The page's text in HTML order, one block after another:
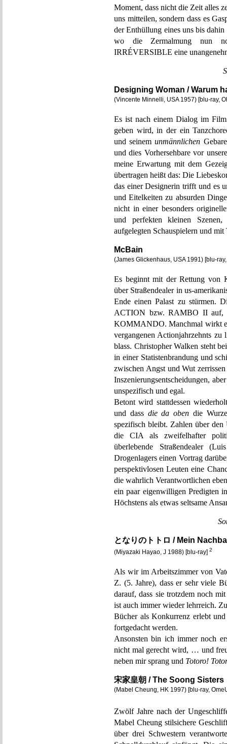
Moment, dass nicht die Zeit alles
uns mitteilen, sondern dass es
der Enthüllung eines uns bis
wo die Zermalmung nun
IRRÉVERSIBLE eine
Designing Woman / Warum
(Vincente Minnelli, USA 1957) [blu-ray,
Es ist nach einem Dialog im Film
geben wird, in der ein
und seinemunmännlichen
und dies Vorhersehbare vor
meine Erwartung mit dem
übertragen heißt das: Die
das einer Designerin trifft und es
und Eitelkeiten zu absurden
nicht in einer besonders
und perfekten kleinen
aufgelegten Schauspielern und
McBain
(James Glickenhaus, USA 1991) [blu-
Es beginnt mit der Rettung von
über Straßendealer in us-
Ende einen Palast zu stürmen.
ACTION bzw. RAMBO II
KOMMANDO. Manchmal wirkt
vergangenen Actionjahrzehnts
blass. Christopher Walken steht
in einer Statistenbrandung und
zwischen Angst und Wut
Inszenierungsentscheidungen,
unspezifisch und egal.
Betont wird stattdessen
und dass die da oben die
spezifisch bleibt. Zahlen über
die CIA als zweifelhafter
überlebende Straßendealer
Drogenlagers einen Vortrag
perspektivlosen Leuten eine
die wahrlich Verantwortlichen
ein paar eigenwilligen Predigten
Höchstens als etwas seltsame
となりのトトロ / Mein
(Miyazaki Hayao, J 1988) [blu-ray] 2
Als wir im Arbeitszimmer von
Z. (5. Jahre), dass er sehr viele
darauf, dass sie trotzdem noch
ist auch immer wieder lehrreich.
Bücher als Konkurrenz erlebt
fortgedacht werden.
Ansonsten bin ich immer noch
nicht mal gerecht wird, … und
neben mir sprang und Totoro!
宋家皇朝 / The Soong Sisters
(Mabel Cheung, HK 1997) [blu-ray,
Zwölf Jahre nach der
Mabel Cheung stilsichere
über drei Schwestern